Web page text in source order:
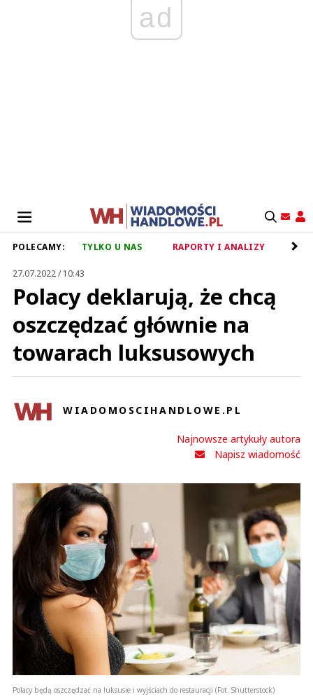
ad
POLECAMY: TYLKO U NAS RAPORTY I ANALIZY
27.07.2022 / 10:43
Polacy deklarują, że chcą
oszczędzać głównie na
towarach luksusowych
WIADOMOSCIHANDLOWE.PL
Najnowsze artykuły autora
Napisz wiadomość
Polacy będą oszczędzać na luksusie i wyjściach do restauracji (Fot. Shutterstock)